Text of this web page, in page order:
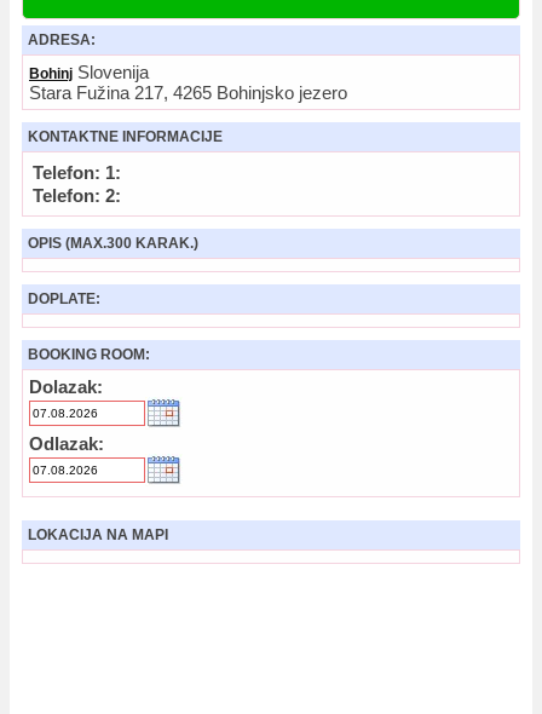
ADRESA:
Bohinj Slovenija
Stara Fužina 217, 4265 Bohinjsko jezero
KONTAKTNE INFORMACIJE
Telefon: 1:
Telefon: 2:
OPIS (MAX.300 KARAK.)
DOPLATE:
BOOKING ROOM:
Dolazak:
Odlazak:
LOKACIJA NA MAPI